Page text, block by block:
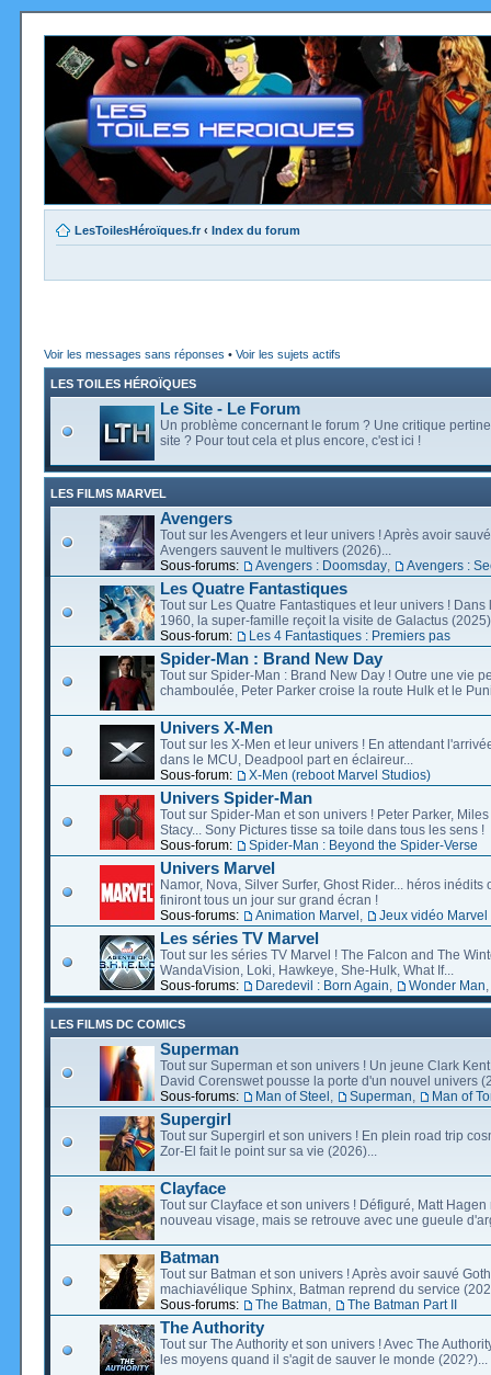
LesToilesHéroïques.fr ‹ Index du forum
Voir les messages sans réponses • Voir les sujets actifs
LES TOILES HÉROÏQUES
Le Site - Le Forum
Un problème concernant le forum ? Une critique
site ? Pour tout cela et plus encore, c'est ici !
LES FILMS MARVEL
Avengers
Tout sur les Avengers et leur univers ! Après avoir
Avengers sauvent le multivers (2026)...
Sous-forums:
Avengers : Doomsday Avengers :
Les Quatre Fantastiques
Tout sur Les Quatre Fantastiques et leur univers ! Dans
1960, la super-famille reçoit la visite de Galactus
Sous-forum:
Les 4 Fantastiques : Premiers pas
Spider-Man : Brand New Day
Tout sur Spider-Man : Brand New Day ! Outre une vie
chamboulée, Peter Parker croise la route Hulk et le
Univers X-Men
Tout sur les X-Men et leur univers ! En attendant
dans le MCU, Deadpool part en éclaireur...
Sous-forum:
X-Men (reboot Marvel Studios)
Univers Spider-Man
Tout sur Spider-Man et son univers ! Peter Parker,
Stacy... Sony Pictures tisse sa toile dans tous les sens !
Sous-forum:
Spider-Man : Beyond the Spider-Verse
Univers Marvel
Namor, Nova, Silver Surfer, Ghost Rider... héros inédits
finiront tous un jour sur grand écran !
Sous-forums:
Animation Marvel Jeux vidéo Marvel
Les séries TV Marvel
Tout sur les séries TV Marvel ! The Falcon and The
WandaVision, Loki, Hawkeye, She-Hulk, What If...
Sous-forums:
Daredevil : Born Again Wonder Man
LES FILMS DC COMICS
Superman
Tout sur Superman et son univers ! Un jeune Clark
David Corenswet pousse la porte d'un nouvel univers
Sous-forums:
Man of Steel Superman Man of
Supergirl
Tout sur Supergirl et son univers ! En plein road trip
Zor-El fait le point sur sa vie (2026)...
Clayface
Tout sur Clayface et son univers ! Défiguré, Matt Hagen
nouveau visage, mais se retrouve avec une gueule
Batman
Tout sur Batman et son univers ! Après avoir sauvé
machiavélique Sphinx, Batman reprend du service
Sous-forums:
The Batman The Batman Part II
The Authority
Tout sur The Authority et son univers ! Avec The
les moyens quand il s'agit de sauver le monde (202?)...